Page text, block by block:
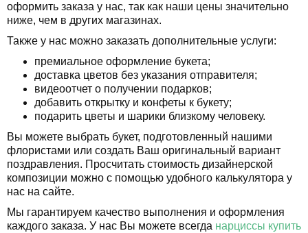
оформить заказа у нас, так как наши цены значительно
ниже, чем в других магазинах.
Также у нас можно заказать дополнительные услуги:
премиальное оформление букета;
доставка цветов без указания отправителя;
видеоотчет о получении подарков;
добавить открытку и конфеты к букету;
подарить цветы и шарики близкому человеку.
Вы можете выбрать букет, подготовленный нашими
флористами или создать Ваш оригинальный вариант
поздравления. Просчитать стоимость дизайнерской
композиции можно с помощью удобного калькулятора у
нас на сайте.
Мы гарантируем качество выполнения и оформления
каждого заказа. У нас Вы можете всегда нарциссы купить